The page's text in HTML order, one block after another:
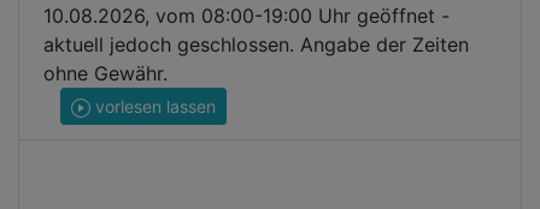
10.08.2026, vom 08:00-19:00 Uhr geöffnet -
aktuell jedoch geschlossen. Angabe der Zeiten
ohne Gewähr.
vorlesen lassen